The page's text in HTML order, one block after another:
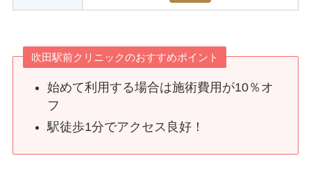
吹田駅前クリニックのおすすめポイント
始めて利用する場合は施術費用が10％オ
フ
駅徒歩1分でアクセス良好！